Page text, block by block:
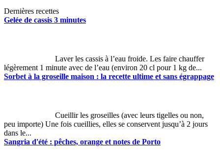
Dernières recettes
Gelée de cassis 3 minutes
Laver les cassis à l’eau froide. Les faire chauffer
légèrement 1 minute avec de l’eau (environ 20 cl pour 1 kg de...
Sorbet à la groseille maison : la recette ultime et sans égrappage
Cueillir les groseilles (avec leurs tigelles ou non,
peu importe) Une fois cueillies, elles se conservent jusqu’à 2 jours
dans le...
Sangria d'été : pêches, orange et notes de Porto